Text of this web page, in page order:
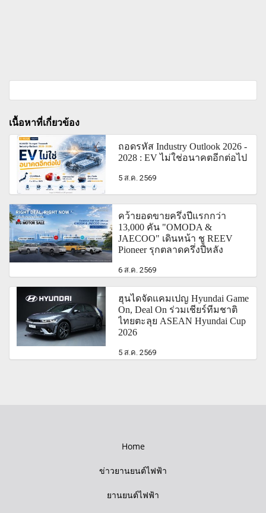
เนื้อหาที่เกี่ยวข้อง
ถอดรหัส Industry Outlook 2026 -
2028 : EV ไม่ใช่อนาคตอีกต่อไป
5 ส.ค. 2569
คว้ายอดขายครึ่งปีแรกกว่า
13,000 คัน "OMODA &
JAECOO" เดินหน้า ชู REEV
Pioneer รุกตลาดครึ่งปีหลัง
6 ส.ค. 2569
ฮุนไดจัดแคมเปญ Hyundai Game
On, Deal On ร่วมเชียร์ทีมชาติ
ไทยตะลุย ASEAN Hyundai Cup
2026
5 ส.ค. 2569
Home
ข่าวยานยนต์ไฟฟ้า
ยานยนต์ไฟฟ้า